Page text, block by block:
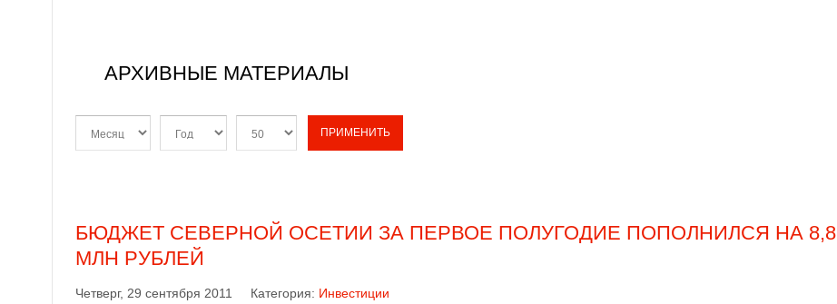
АРХИВНЫЕ МАТЕРИАЛЫ
ПРИМЕНИТЬ
БЮДЖЕТ СЕВЕРНОЙ ОСЕТИИ ЗА ПЕРВОЕ ПОЛУГОДИЕ ПОПОЛНИЛСЯ НА 8,8
МЛН РУБЛЕЙ
Четверг, 29 сентября 2011 Категория: Инвестиции